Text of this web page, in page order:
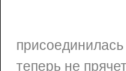
теперь не